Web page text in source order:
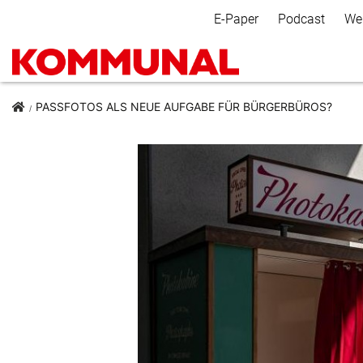
Secondary Navigation
E-Paper Podcast
PASSFOTOS ALS NEUE AUFGABE FÜR BÜRGERBÜROS?